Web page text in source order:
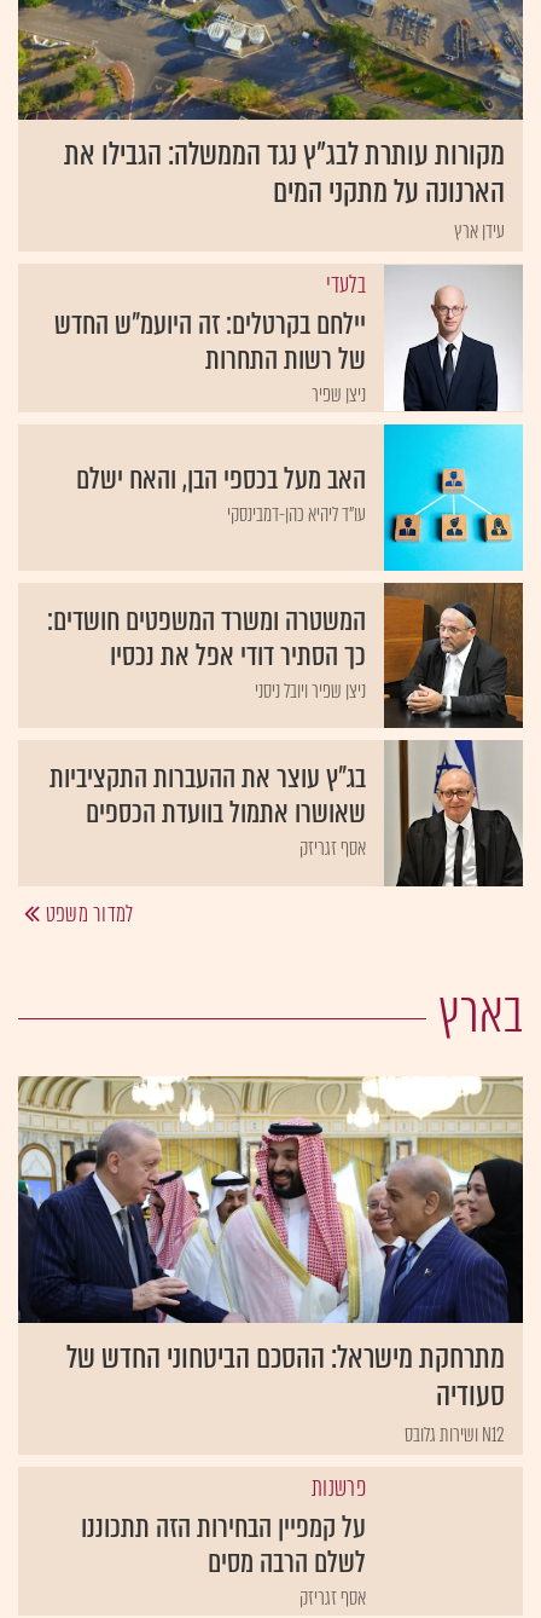
מקורות עותרת לבג"ץ נגד הממשלה: הגבילו את
הארנונה על מתקני המים
עידן ארץ
בלעדי
יילחם בקרטלים: זה היועמ"ש החדש
של רשות התחרות
ניצן שפיר
האב מעל בכספי הבן, והאח ישלם
עו"ד ליהיא כהן-דמבינסקי
המשטרה ומשרד המשפטים חושדים:
כך הסתיר דודי אפל את נכסיו
ניצן שפיר ויובל ניסני
בג"ץ עוצר את ההעברות התקציביות
שאושרו אתמול בוועדת הכספים
אסף זגריזק
למדור משפט
בארץ
מתרחקת מישראל: ההסכם הביטחוני החדש של
סעודיה
N12 ושירות גלובס
פרשנות
על קמפיין הבחירות הזה תתכוננו
לשלם הרבה מסים
אסף זגריזק